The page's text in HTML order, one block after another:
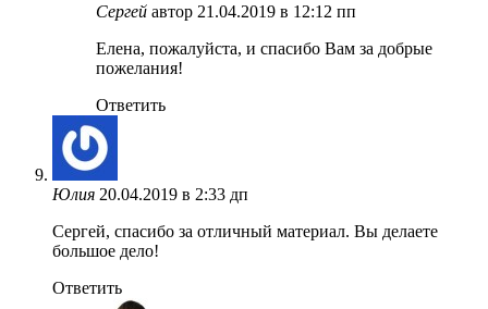
Сергей автор 21.04.2019 в 12:12 пп
Елена, пожалуйста, и спасибо Вам за добрые
пожелания!
Ответить
Юлия 20.04.2019 в 2:33 дп
Сергей, спасибо за отличный материал. Вы делаете
большое дело!
Ответить